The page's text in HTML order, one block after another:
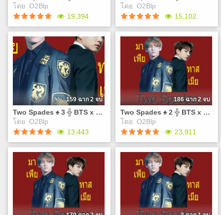
เราเองค่าาา ช่องทางติดต่อ
และทวงฟิคกับไรท์ Twitter :
@sinBluePrincess Facebook
:
https://www.facebook.com/groups/402309293623614/
?`?.??.??`?.??.?
เราเองค่าาา ช่องทางติดต่อ
และทวงฟิคกับไรท์ Twitter :
@sinBluePrincess Facebook
:
https://www.facebook.com/
❤`•.¸¸.•❤`•.¸¸.•
โดย O2Blp
19,394
Two Spades ♠ 5 ╬ BTS x
You ╬ #มาเฟียทาสเมีย
ลิ้ง Pre-Order เล่ม :
https://drive.google.com/open?
id=1ZUcl5kHDclB_tqK3kTsSWTyBX8FwMIlX0ZmmdUuYa3s
❤`•.¸¸.•❤`•.¸¸.• ใคร
เล่นBTSWorld มาเป็นเพื่อนกัน
นะคะ WLNSUA6 ⬅️อันนี้โค็ด
เราเองค่าาา ช่องทางติดต่อ
และทวงฟิคกับไรท์ Twitter :
@sinBluePrincess Facebook
:
https://www.facebook.com/groups/402309293623614/
❤`•.¸¸.•❤`•.¸¸.•
โดย O2Blp
15,102
Two Spades ♠ 4 ╬ BTS x
You ╬ #มาเฟียทาสเมีย
เจอ'มาเฟีย'ก็เหมือนความ
ตายอยู่ตรงหน้า แต่บางคนอาจ
เคยได้ยินคำพูดที่ว่า"เหนือจอม
ยุทธยังมีมนุษย์เมีย" แต่ผมเป็น
มาเฟีย "เหนือมาเฟียยังมีมนุษย์
เมียเช่นกัน" T-T ชีวิตมันเศร้า
❤`•.¸¸.•❤`•.¸¸.• ช่องทางติดต่อ
และทวงฟิคกับไรท์ Twitter :
@sinBluePrincess Mail :
sinblueprincess@gmail.com
Facebook :
https://www.facebook.com/
❤`•.¸¸.•❤`•.¸¸.•
Two Spades ♠ 3 ╬ BTS x You ╬ #มาเฟียทาสเมีย
โดย O2Blp
159 ฉาก 2 จบ
13,443
Two Spades ♠ 3 ╬ BTS x
You ╬ #มาเฟียทาสเมีย
เจอ'มาเฟีย'ก็เหมือนความ
ตายอยู่ตรงหน้า แต่บางคนอาจ
เคยได้ยินคำพูดที่ว่า"เหนือจอม
ยุทธยังมีมนุษย์เมีย" แต่ผมเป็น
Two Spades ♠ 2 ╬ BTS x You ╬ #มาเฟียทาสเมีย
โดย O2Blp
186 ฉาก 2 จบ
23,911
Two Spades ♠ 2 ╬ BTS x
You ╬ #มาเฟียทาสเมีย
เจอ'มาเฟีย'ก็เหมือนความ
ตายอยู่ตรงหน้า แต่บางคนอาจ
เคยได้ยินคำพูดที่ว่า"เหนือจอม
ยุทธยังมีมนุษย์เมีย" แต่ผมเป็น